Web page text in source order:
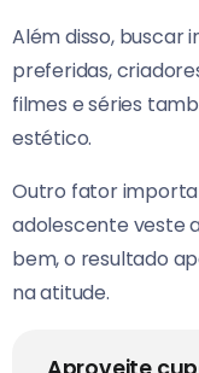
Além disso, buscar
preferidas,
filmes e séries
estético.
Outro fator
adolescente veste
bem, o resultado
na atitude.